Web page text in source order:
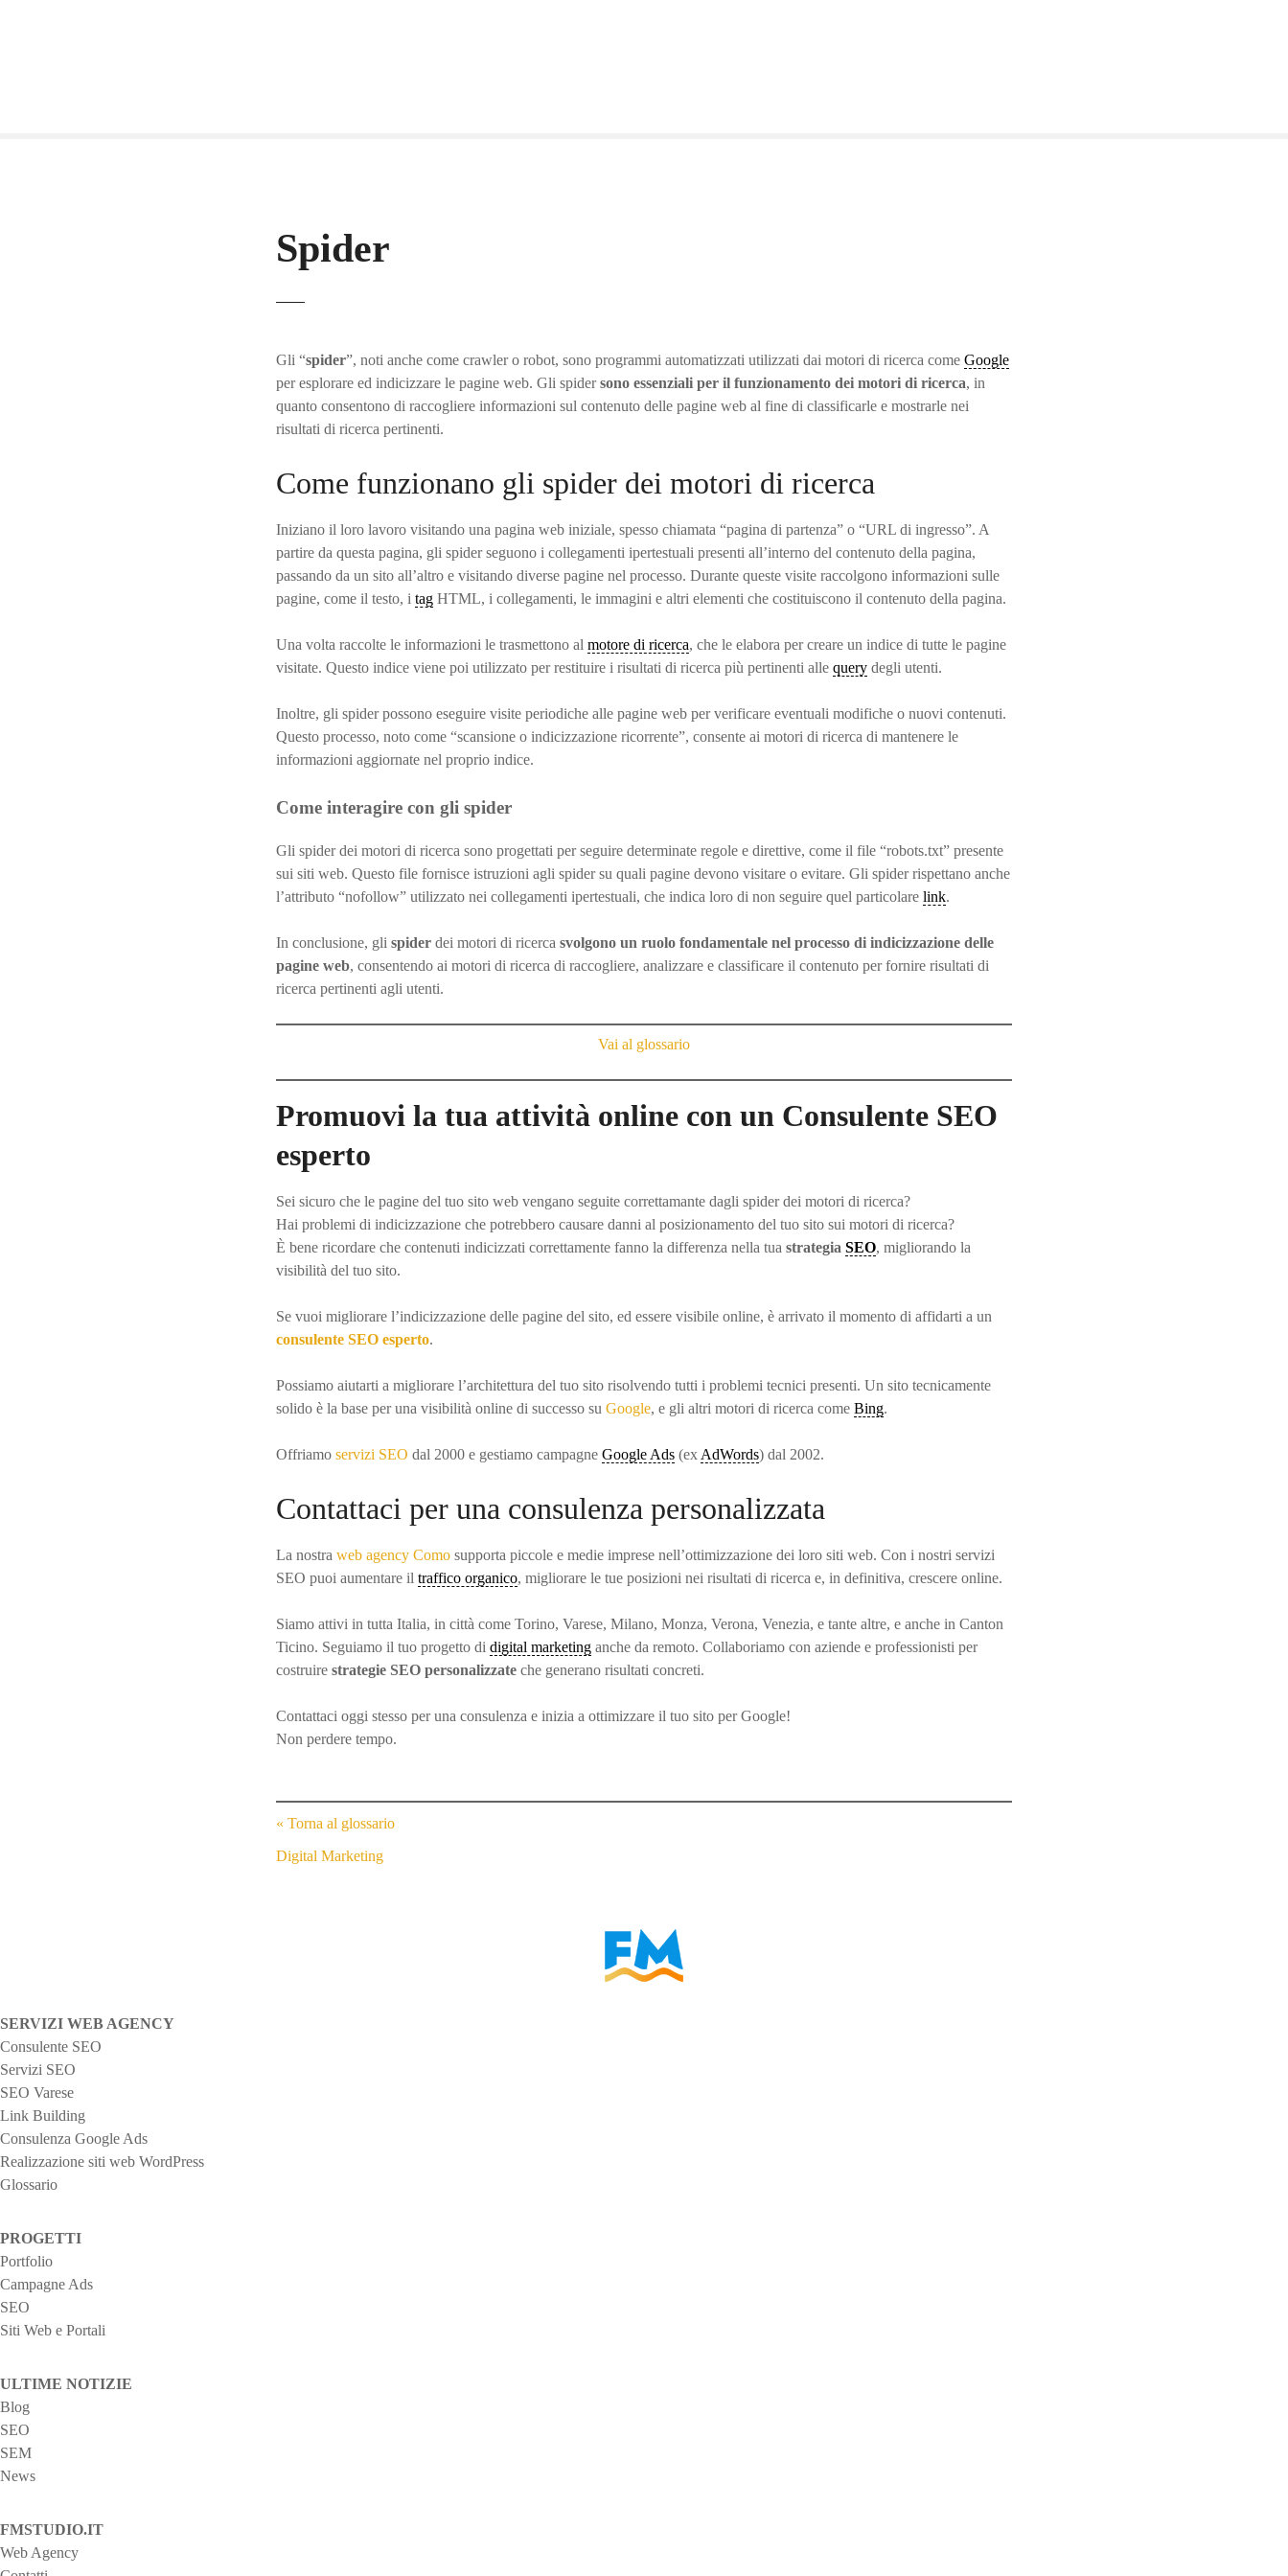
Spider
Gli “spider”, noti anche come crawler o robot, sono programmi automatizzati utilizzati dai motori di ricerca come Google
per esplorare ed indicizzare le pagine web. Gli spidersono essenziali per il funzionamento dei motori di ricerca, in
quanto consentono di raccogliere informazioni sul contenuto delle pagine web al fine di classificarle e mostrarle nei
risultati di ricerca pertinenti.
Come funzionano gli spider dei motori di ricerca
Iniziano il loro lavoro visitando una pagina web iniziale, spesso chiamata “pagina di partenza” o “URL di ingresso”. A
partire da questa pagina, gli spider seguono i collegamenti ipertestuali presenti all’interno del contenuto della pagina,
passando da un sito all’altro e visitando diverse pagine nel processo. Durante queste visite raccolgono informazioni sulle
pagine, come il testo, i tag HTML, i collegamenti, le immagini e altri elementi che costituiscono il contenuto della pagina.
Una volta raccolte le informazioni le trasmettono al motore di ricerca, che le elabora per creare un indice di tutte le pagine
visitate. Questo indice viene poi utilizzato per restituire i risultati di ricerca più pertinenti alle query degli utenti.
Inoltre, gli spider possono eseguire visite periodiche alle pagine web per verificare eventuali modifiche o nuovi contenuti.
Questo processo, noto come “scansione o indicizzazione ricorrente”, consente ai motori di ricerca di mantenere le
informazioni aggiornate nel proprio indice.
Come interagire con gli spider
Gli spider dei motori di ricerca sono progettati per seguire determinate regole e direttive, come il file “robots.txt” presente
sui siti web. Questo file fornisce istruzioni agli spider su quali pagine devono visitare o evitare. Gli spider rispettano anche
l’attributo “nofollow” utilizzato nei collegamenti ipertestuali, che indica loro di non seguire quel particolare link.
In conclusione, gli spider dei motori di ricerca svolgono un ruolo fondamentale nel processo di indicizzazione delle
pagine web, consentendo ai motori di ricerca di raccogliere, analizzare e classificare il contenuto per fornire risultati di
ricerca pertinenti agli utenti.
Vai al glossario
Promuovi la tua attività online con un Consulente SEO
esperto
Sei sicuro che le pagine del tuo sito web vengano seguite correttamante dagli spider dei motori di ricerca?
Hai problemi di indicizzazione che potrebbero causare danni al posizionamento del tuo sito sui motori di ricerca?
È bene ricordare che contenuti indicizzati correttamente fanno la differenza nella tua strategia SEO, migliorando la
visibilità del tuo sito.
Se vuoi migliorare l’indicizzazione delle pagine del sito, ed essere visibile online, è arrivato il momento di affidarti a un
consulente SEO esperto.
Possiamo aiutarti a migliorare l’architettura del tuo sito risolvendo tutti i problemi tecnici presenti. Un sito tecnicamente
solido è la base per una visibilità online di successo su Google, e gli altri motori di ricerca come Bing.
Offriamo servizi SEO dal 2000 e gestiamo campagne Google Ads (ex AdWords) dal 2002.
Contattaci per una consulenza personalizzata
La nostra web agency Como supporta piccole e medie imprese nell’ottimizzazione dei loro siti web. Con i nostri servizi
SEO puoi aumentare il traffico organico, migliorare le tue posizioni nei risultati di ricerca e, in definitiva, crescere online.
Siamo attivi in tutta Italia, in città come Torino, Varese, Milano, Monza, Verona, Venezia, e tante altre, e anche in Canton
Ticino. Seguiamo il tuo progetto di digital marketing anche da remoto. Collaboriamo con aziende e professionisti per
costruire strategie SEO personalizzate che generano risultati concreti.
Contattaci oggi stesso per una consulenza e inizia a ottimizzare il tuo sito per Google!
Non perdere tempo.
« Torna al glossario
N
Digital Marketing
SERVIZI WEB AGENCY
Consulente SEO
Servizi SEO
SEO Varese
Link Building
Consulenza Google Ads
Realizzazione siti web WordPress
Glossario
PROGETTI
Portfolio
Campagne Ads
SEO
Siti Web e Portali
ULTIME NOTIZIE
Blog
SEO
SEM
News
FMSTUDIO.IT
Web Agency